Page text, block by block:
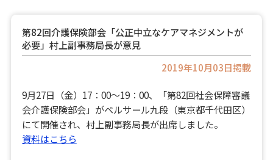
第82回介護保険部会「公正中立なケアマネジメントが
必要」村上副事務局長が意見
2019年10月03日掲載
9月27日（金）17：00～19：00、「第82回社会保障審議
会介護保険部会」がベルサール九段（東京都千代田区）
にて開催され、村上副事務局長が出席しました。
資料はこちら